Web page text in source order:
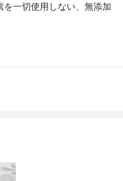
一切使用しない、無添加